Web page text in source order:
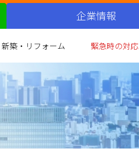
企業情報
新築・リフォーム
美味しい料理
ガス衣類乾燥機
マイホーム発電
環境性
光熱費シミュレーション
お客さまの声
緊急時の対応